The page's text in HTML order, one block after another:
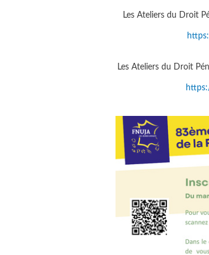
Les Ateliers du Droit
Les Ateliers du Droit